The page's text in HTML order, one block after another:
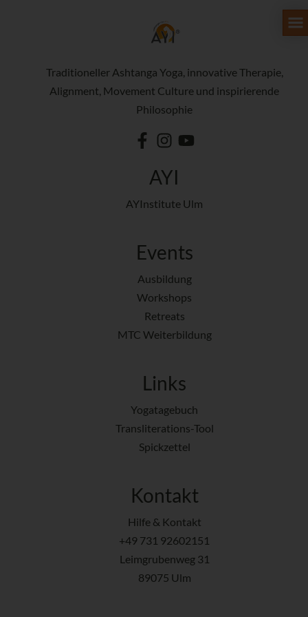
Traditioneller Ashtanga Yoga, innovative Therapie,
Alignment, Movement Culture und inspirierende
Philosophie
AYI
AYInstitute Ulm
Events
Ausbildung
Workshops
Retreats
MTC Weiterbildung
Links
Yogatagebuch
Transliterations-Tool
Spickzettel
Kontakt
Hilfe & Kontakt
+49 731 92602151
Leimgrubenweg 31
89075 Ulm